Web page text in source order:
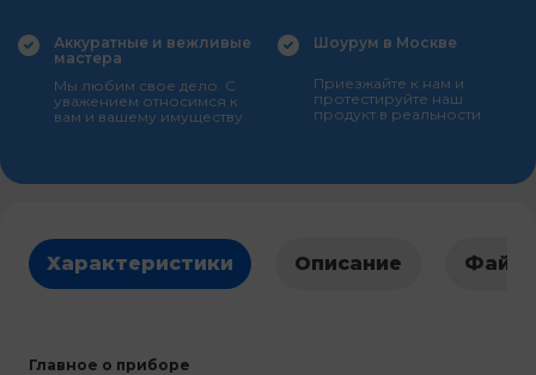
Аккуратные и вежливые
мастера
Мы любим свое дело. С
уважением относимся к
вам и вашему имуществу
Шоурум в Москве
Приезжайте к нам и
протестируйте наш
продукт в реальности
Характеристики Описание
Главное о приборе